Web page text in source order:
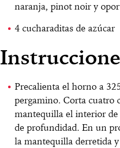
naranja, pinot noir y
4 cucharaditas de azúcar
Precalienta el horno a
pergamino. Corta cuatro
mantequilla el interior de
de profundidad. En un
la mantequilla derretida